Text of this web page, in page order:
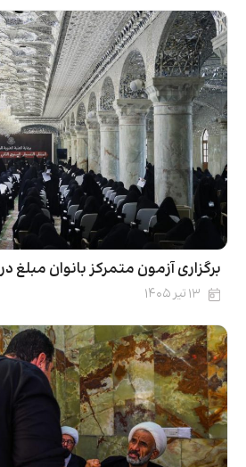
برگزاری آزمون متمرکز بانوان
۱۳ تیر ۱۴۰۵